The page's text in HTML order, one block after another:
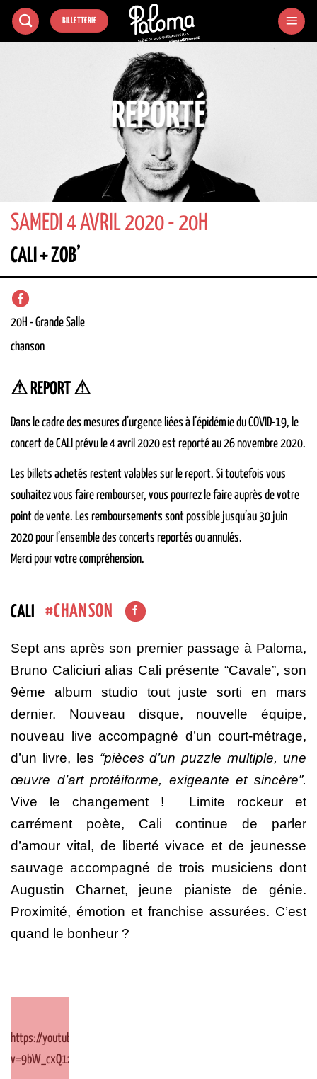
Passer
BILLETTERIE
REPORTÉ
SAMEDI 4 AVRIL 2020 - 20H
CALI + ZOB’
20H -Grande Salle
chanson
⚠ REPORT ⚠
Dans le cadre des mesures d’urgence liées à l’épidémie du COVID-19, le
concert de CALI prévu le 4 avril 2020 est reporté au 26 novembre 2020.
Les billets achetés restent valables sur le report. Si toutefois vous
souhaitez vous faire rembourser, vous pourrez le faire auprès de votre
point de vente. Les remboursements sont possible jusqu’au 30 juin
2020 pour l’ensemble des concerts reportés ou annulés.
Merci pour votre compréhension.
CALI CHANSON
Sept ans après son premier passage à Paloma,
Bruno Caliciuri alias Cali présente “Cavale”, son
9ème album studio tout juste sorti en mars
dernier. Nouveau disque, nouvelle équipe,
nouveau live accompagné d’un court-métrage,
d’un livre, les “pièces d’un puzzle multiple, une
œuvre d’art protéiforme, exigeante et sincère”.
Vive le changement !
Limite rockeur et
carrément poète, Cali continue de parler
d’amour vital, de liberté vivace et de jeunesse
sauvage accompagné de trois musiciens dont
Augustin Charnet, jeune pianiste de génie.
Proximité, émotion et franchise assurées. C’est
quand le bonheur ?
https://youtube.com/watch?
v=9bW_cxQ1zu4%3Fstart%3D1